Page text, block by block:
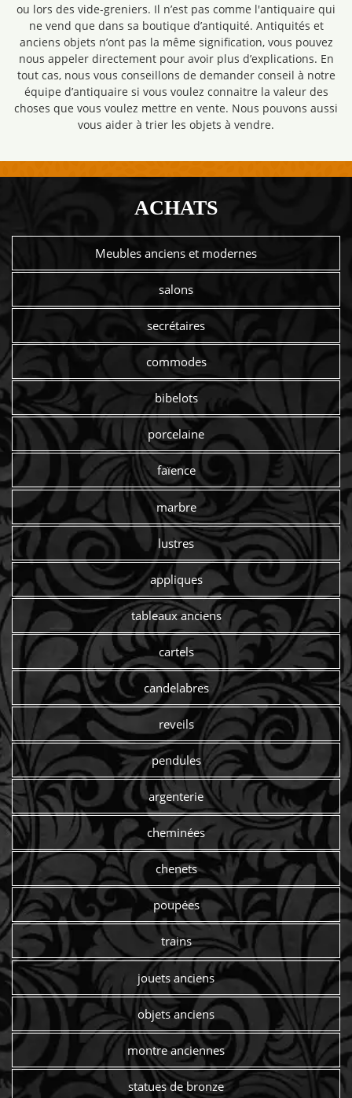
ou lors des vide-greniers. Il n’est pas comme l'antiquaire qui
ne vend que dans sa boutique d’antiquité. Antiquités et
anciens objets n’ont pas la même signification, vous pouvez
nous appeler directement pour avoir plus d’explications. En
tout cas, nous vous conseillons de demander conseil à notre
équipe d’antiquaire si vous voulez connaitre la valeur des
choses que vous voulez mettre en vente. Nous pouvons aussi
vous aider à trier les objets à vendre.
ACHATS
Meubles anciens et modernes
salons
secrétaires
commodes
bibelots
porcelaine
faïence
marbre
lustres
appliques
tableaux anciens
cartels
candelabres
reveils
pendules
argenterie
cheminées
chenets
poupées
trains
jouets anciens
objets anciens
montre anciennes
statues de bronze